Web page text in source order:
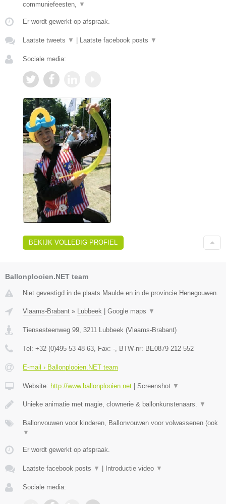
communiefeesten, ▼
Er wordt gewerkt op afspraak.
Laatste tweets ▼ Laatste facebook posts ▼
Sociale media:
BEKIJK VOLLEDIG PROFIEL
Ballonplooien.NET team
Niet gevestigd in de plaats Maulde en in de provincie Henegouwen.
Vlaams-Brabant » Lubbeek Google maps ▼
Tiensesteenweg 99, 3211 Lubbeek (Vlaams-Brabant)
Tel: +32 (0)495 53 48 63, Fax: -, BTW-nr: BE0879 212 552
E-mail › Ballonplooien.NET team
Website: http://www.ballonplooien.net Screenshot ▼
Unieke animatie met magie, clownerie & ballonkunstenaars. ▼
Ballonvouwen voor kinderen, Ballonvouwen voor volwassenen (ook
▼
Er wordt gewerkt op afspraak.
Laatste facebook posts ▼ Introductie video ▼
Sociale media: